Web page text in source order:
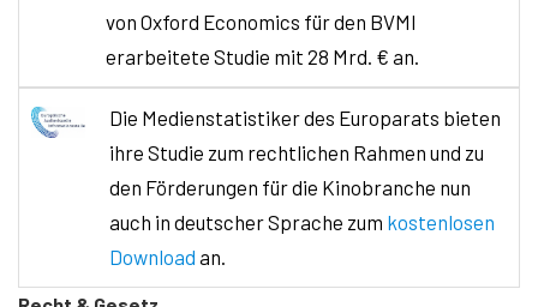
von Oxford Economics für den BVMI
erarbeitete Studie mit 28 Mrd. € an.
Die Medienstatistiker des Europarats bieten
ihre Studie zum rechtlichen Rahmen und zu
den Förderungen für die Kinobranche nun
auch in deutscher Sprache zum kostenlosen
Download an.